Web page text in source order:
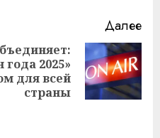
Далее
2025»
для всей
страны